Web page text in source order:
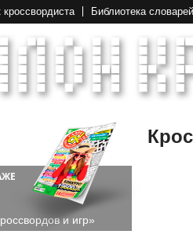
Библиотека словарей
и игр»